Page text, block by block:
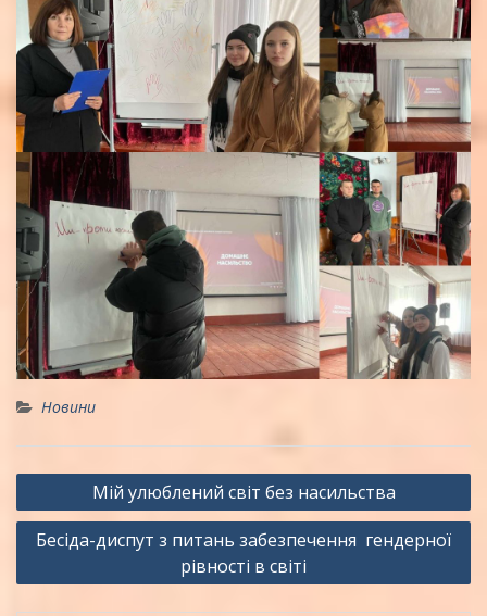
Новини
Навігація
записів
Мій улюблений світ без насильства
Бесіда-диспут з питань забезпечення гендерної
рівності в світі